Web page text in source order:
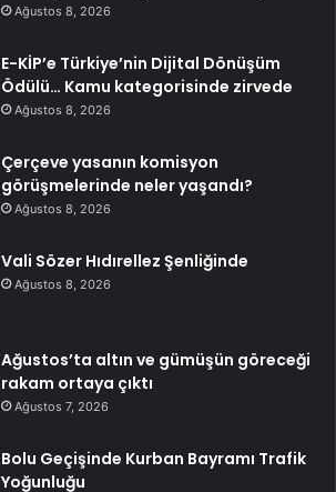
Ağustos 8, 2026
E-KİP’e Türkiye’nin Dijital Dönüşüm
Ödülü… Kamu kategorisinde zirvede
Ağustos 8, 2026
Çerçeve yasanın komisyon
görüşmelerinde neler yaşandı?
Ağustos 8, 2026
Vali Sözer Hıdırellez Şenliğinde
Ağustos 8, 2026
Ağustos’ta altın ve gümüşün göreceği
rakam ortaya çıktı
Ağustos 7, 2026
Bolu Geçişinde Kurban Bayramı Trafik
Yoğunluğu